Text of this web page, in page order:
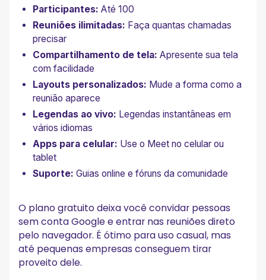
Participantes: Até 100
Reuniões ilimitadas: Faça quantas chamadas
precisar
Compartilhamento de tela: Apresente sua tela
com facilidade
Layouts personalizados: Mude a forma como a
reunião aparece
Legendas ao vivo: Legendas instantâneas em
vários idiomas
Apps para celular: Use o Meet no celular ou
tablet
Suporte: Guias online e fóruns da comunidade
O plano gratuito deixa você convidar pessoas
sem conta Google e entrar nas reuniões direto
pelo navegador. É ótimo para uso casual, mas
até pequenas empresas conseguem tirar
proveito dele.